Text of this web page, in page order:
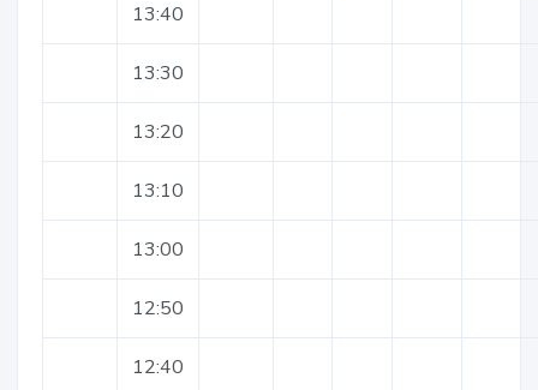
13:40
13:30
13:20
13:10
13:00
12:50
12:40